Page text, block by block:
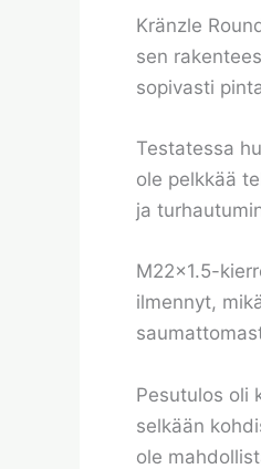
Kränzle
sen
sopivasti
Testatessa
ole pelkkää
ja
M22x1.5-
ilmennyt,
Pesutulos oli
selkään
ole